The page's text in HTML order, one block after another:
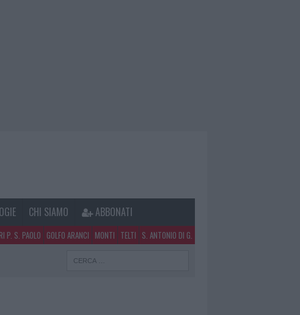
CHI SIAMO ABBONATI
P. S. PAOLO GOLFO ARANCI MONTI TELTI S. ANTONIO DI G.